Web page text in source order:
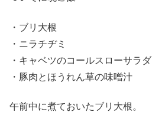
・ブリ大根
・ニラチヂミ
・キャベツのコールスローサラダ
・豚肉とほうれん草の味噌汁
午前中に煮ておいたブリ大根。